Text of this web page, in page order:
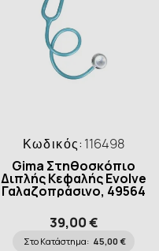
Κωδικός: 116498
Gima Στηθοσκόπιο
Διπλής Κεφαλής Evolve
Γαλαζοπράσινο, 49564
39,00 €
Στο Κατάστημα: 45,00 €